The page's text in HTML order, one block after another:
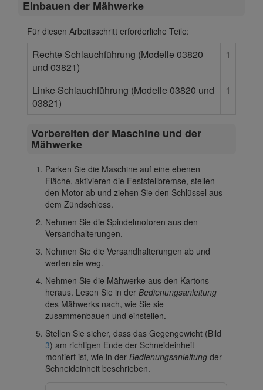
Einbauen der Mähwerke
Für diesen Arbeitsschritt erforderliche Teile:
Rechte Schlauchführung (Modelle 03820
und 03821)
1
Linke Schlauchführung (Modelle 03820 und
03821)
1
Vorbereiten der Maschine und der
Mähwerke
Parken Sie die Maschine auf eine ebenen
Fläche, aktivieren die Feststellbremse, stellen
den Motor ab und ziehen Sie den Schlüssel aus
dem Zündschloss.
Nehmen Sie die Spindelmotoren aus den
Versandhalterungen.
Nehmen Sie die Versandhalterungen ab und
werfen sie weg.
Nehmen Sie die Mähwerke aus den Kartons
heraus. Lesen Sie in derBedienungsanleitung
des Mähwerks nach, wie Sie sie
zusammenbauen und einstellen.
Stellen Sie sicher, dass das Gegengewicht (Bild
3) am richtigen Ende der Schneideinheit
montiert ist, wie in derBedienungsanleitung der
Schneideinheit beschrieben.